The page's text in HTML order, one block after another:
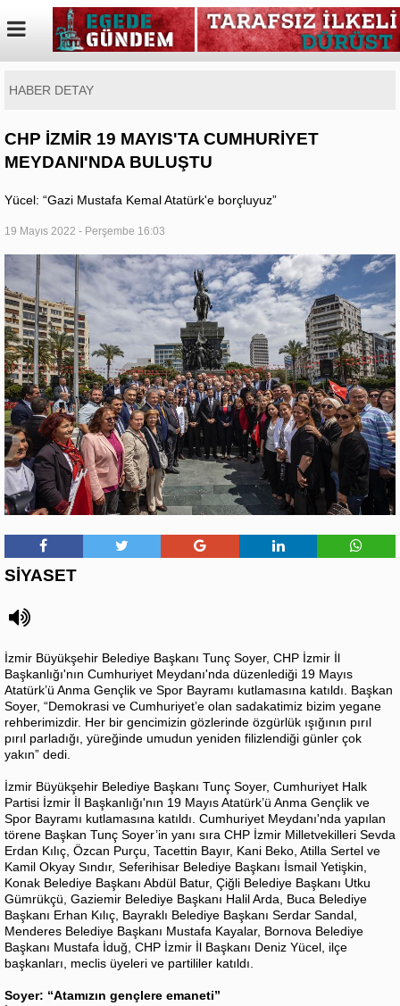
HABER DETAY
CHP İZMİR 19 MAYIS'TA CUMHURİYET
MEYDANI'NDA BULUŞTU
Yücel: “Gazi Mustafa Kemal Atatürk'e borçluyuz”
19 Mayıs 2022 - Perşembe 16:03
SİYASET
İzmir Büyükşehir Belediye Başkanı Tunç Soyer, CHP İzmir İl
Başkanlığı'nın Cumhuriyet Meydanı'nda düzenlediği 19 Mayıs
Atatürk’ü Anma Gençlik ve Spor Bayramı kutlamasına katıldı. Başkan
Soyer, “Demokrasi ve Cumhuriyet’e olan sadakatimiz bizim yegane
rehberimizdir. Her bir gencimizin gözlerinde özgürlük ışığının pırıl
pırıl parladığı, yüreğinde umudun yeniden filizlendiği günler çok
yakın” dedi.
İzmir Büyükşehir Belediye Başkanı Tunç Soyer, Cumhuriyet Halk
Partisi İzmir İl Başkanlığı'nın 19 Mayıs Atatürk’ü Anma Gençlik ve
Spor Bayramı kutlamasına katıldı. Cumhuriyet Meydanı'nda yapılan
törene Başkan Tunç Soyer’in yanı sıra CHP İzmir Milletvekilleri Sevda
Erdan Kılıç, Özcan Purçu, Tacettin Bayır, Kani Beko, Atilla Sertel ve
Kamil Okyay Sındır, Seferihisar Belediye Başkanı İsmail Yetişkin,
Konak Belediye Başkanı Abdül Batur, Çiğli Belediye Başkanı Utku
Gümrükçü, Gaziemir Belediye Başkanı Halil Arda, Buca Belediye
Başkanı Erhan Kılıç, Bayraklı Belediye Başkanı Serdar Sandal,
Menderes Belediye Başkanı Mustafa Kayalar, Bornova Belediye
Başkanı Mustafa İduğ, CHP İzmir İl Başkanı Deniz Yücel, ilçe
başkanları, meclis üyeleri ve partililer katıldı.
Soyer: “Atamızın gençlere emaneti”